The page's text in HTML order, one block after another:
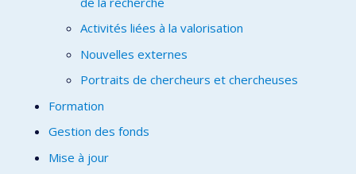
Activités liées à la valorisation
Nouvelles externes
Portraits de chercheurs et chercheuses
Formation
Gestion des fonds
Mise à jour